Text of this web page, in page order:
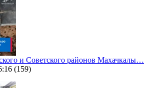
и Советского районов Махачкалы…
(159)